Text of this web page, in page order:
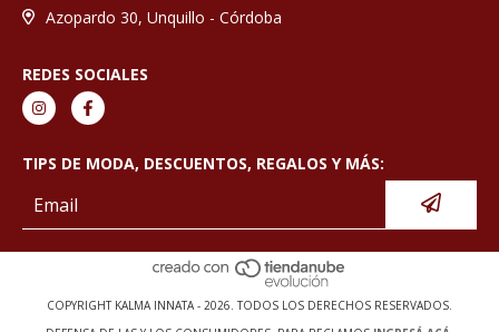
Azopardo 30, Unquillo - Córdoba
REDES SOCIALES
TIPS DE MODA, DESCUENTOS, REGALOS Y MÁS:
COPYRIGHT KALMA INNATA - 2026. TODOS LOS DERECHOS RESERVADOS.